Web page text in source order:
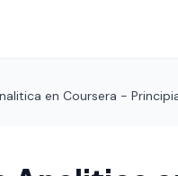
en Coursera -